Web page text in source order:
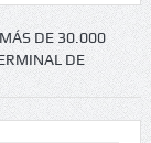
DE 30.000
DE